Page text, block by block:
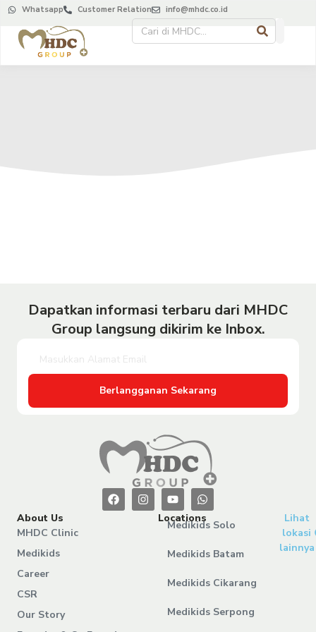
Whatsapp Customer Relation info@mhdc.co.id
Dapatkan informasi terbaru dari MHDC
Group langsung dikirim ke Inbox.
Berlangganan Sekarang
About Us
MHDC Clinic
Medikids
Career
CSR
Our Story
Locations
Medikids Solo
Medikids Batam
Medikids Cikarang
Medikids Serpong
Lihat
lokasi
lainnya